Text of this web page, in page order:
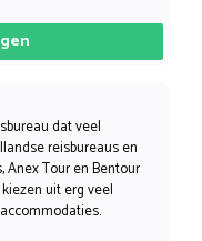
dat veel
reisbureaus en
Anex Tour en Bentour
uit erg veel